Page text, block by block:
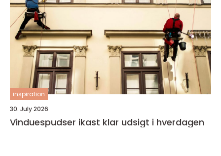
inspiration
30. July 2026
Vinduespudser ikast klar udsigt i hverdagen